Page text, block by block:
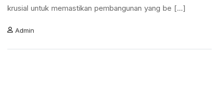
krusial untuk memastikan pembangunan yang be [...]
Admin